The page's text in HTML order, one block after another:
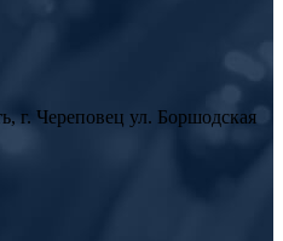
г. Череповец ул. Боршодская